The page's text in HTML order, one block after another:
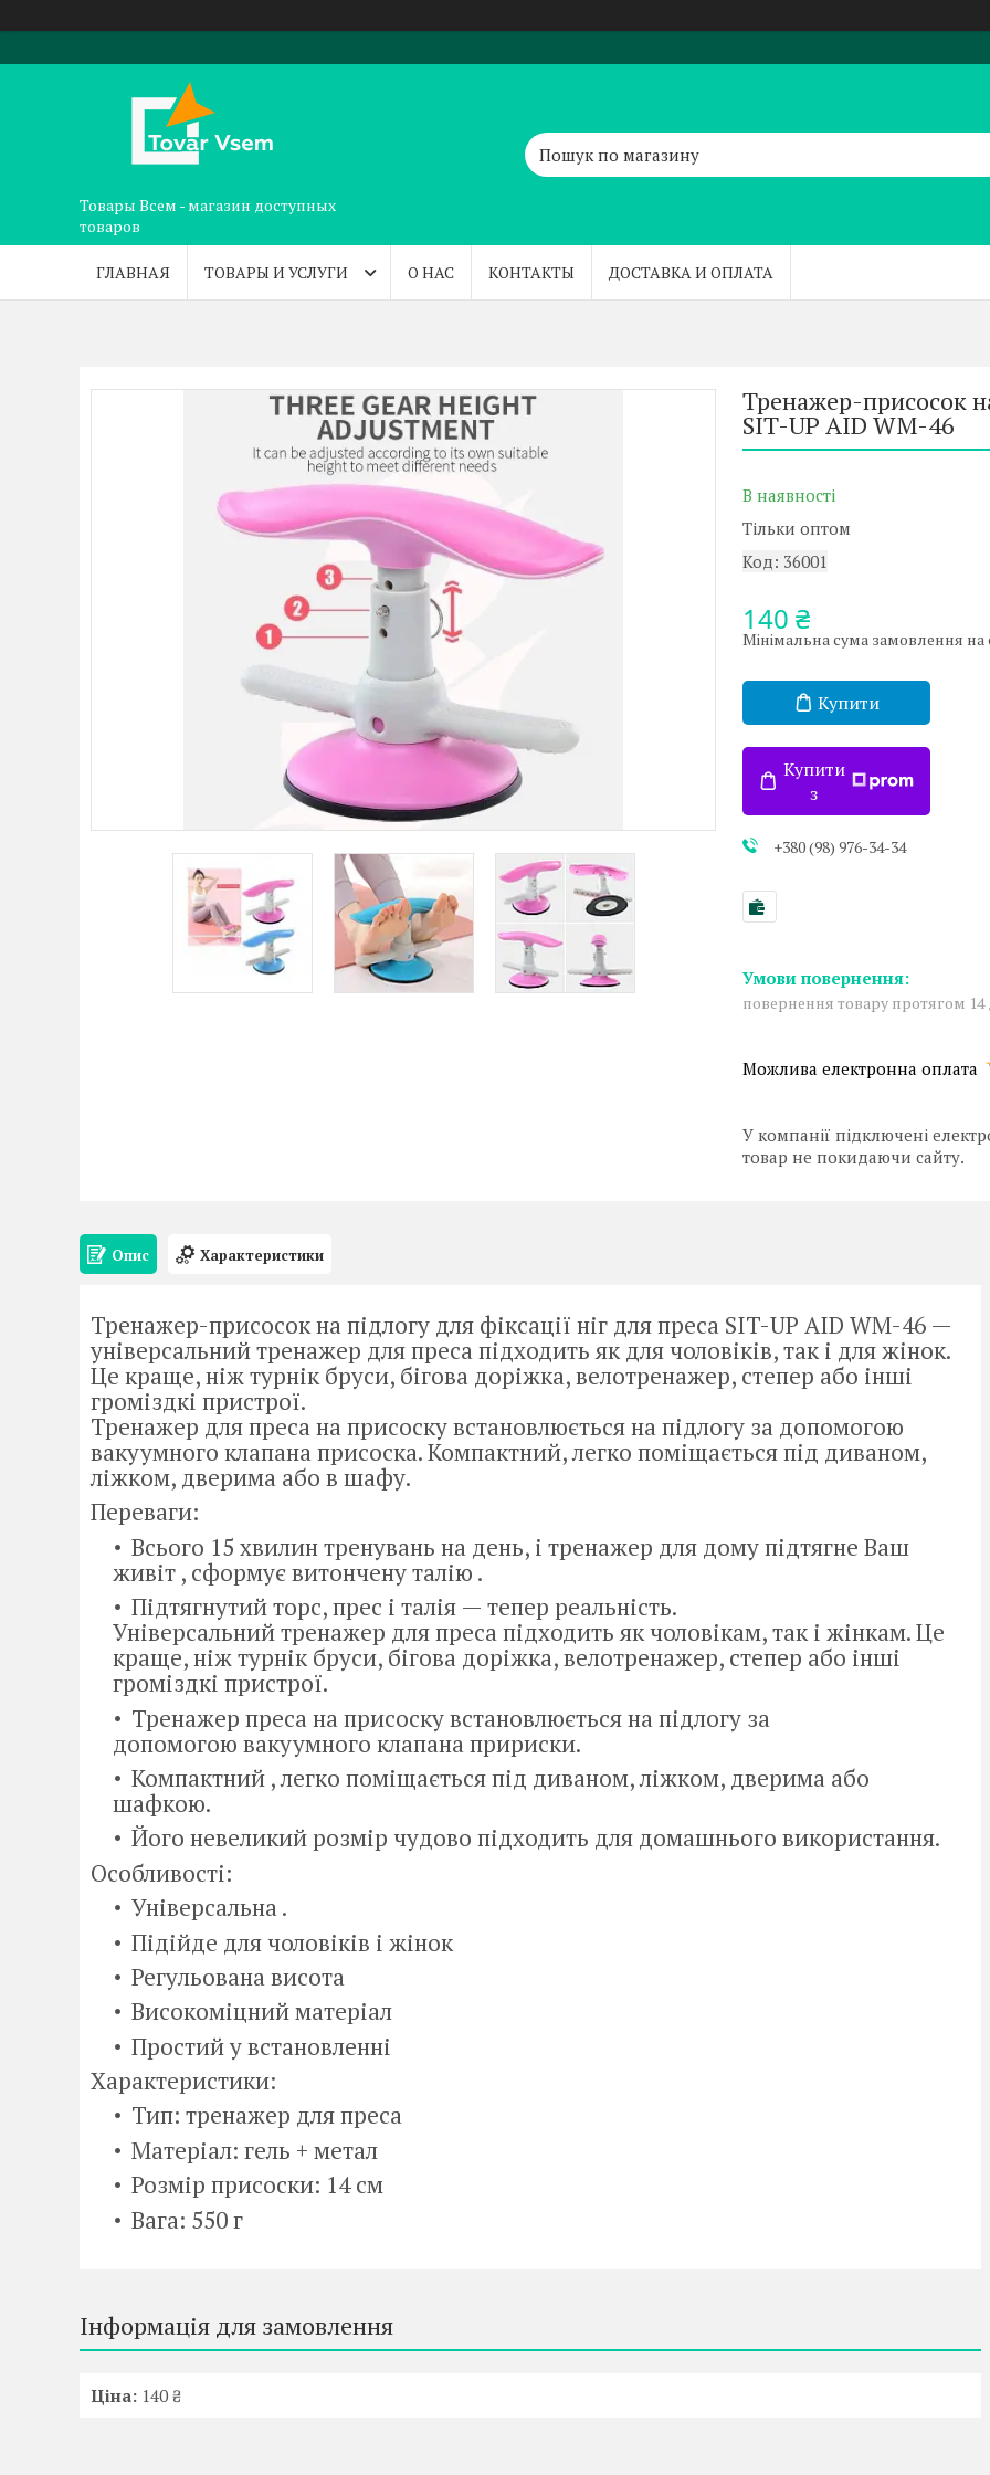
Товары Всем - магазин доступных
товаров
ГЛАВНАЯ ТОВАРЫ И УСЛУГИ О НАС КОНТАКТЫ ДОСТАВКА И ОПЛАТА
Тренажер-присосок
SIT-UP AID WM-46
В наявності
Тільки оптом
Код: 36001
140 ₴
Мінімальна сума замовлення на
Купити
Купити
з
+380 (98) 976-34-34
повернення товару протягом 14
У компанії підключені
товар не покидаючи сайту.
Опис Характеристики
Тренажер-присосок на підлогу для фіксації ніг для преса SIT-UP AID WM-46 —
універсальний тренажер для преса підходить як для чоловіків, так і для жінок.
Це краще, ніж турнік бруси, бігова доріжка, велотренажер, степер або інші
громіздкі пристрої.
Тренажер для преса на присоску встановлюється на підлогу за допомогою
вакуумного клапана присоска. Компактний, легко поміщається під диваном,
ліжком, дверима або в шафу.
Переваги:
Всього 15 хвилин тренувань на день, і тренажер для дому підтягне Ваш
живіт , сформує витончену талію .
Підтягнутий торс, прес і талія — тепер реальність.
Універсальний тренажер для преса підходить як чоловікам, так і жінкам. Це
краще, ніж турнік бруси, бігова доріжка, велотренажер, степер або інші
громіздкі пристрої.
Тренажер преса на присоску встановлюється на підлогу за
допомогою вакуумного клапана пририски.
Компактний , легко поміщається під диваном, ліжком, дверима або
шафкою.
Його невеликий розмір чудово підходить для домашнього використання.
Особливості:
Універсальна .
Підійде для чоловіків і жінок
Регульована висота
Високоміцний матеріал
Простий у встановленні
Характеристики:
Тип: тренажер для преса
Матеріал: гель + метал
Розмір присоски: 14 см
Вага: 550 г
Інформація для замовлення
Ціна: 140 ₴